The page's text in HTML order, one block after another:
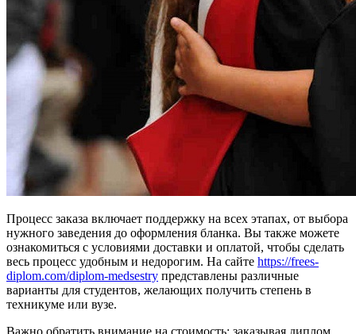
Процесс заказа включает поддержку на всех этапах, от выбора
нужного заведения до оформления бланка. Вы также можете
ознакомиться с условиями доставки и оплатой, чтобы сделать
весь процесс удобным и недорогим. На сайте https://frees-
diplom.com/diplom-medsestry представлены различные
варианты для студентов, желающих получить степень в
техникуме или вузе.
Важно обратить внимание на стоимость: заказывая диплом,